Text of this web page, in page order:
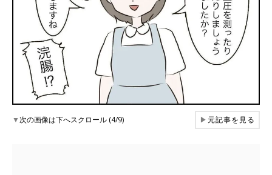
▼次の画像は下へスクロール (4/9) ▶元記事を見る